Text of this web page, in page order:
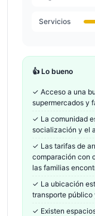
Servicios
👍 Lo bueno
✓ Acceso a una
supermercados y
✓ La comunidad
socialización y el
✓ Las tarifas de
comparación con
las familias
✓ La ubicación
transporte público
✓ Existen